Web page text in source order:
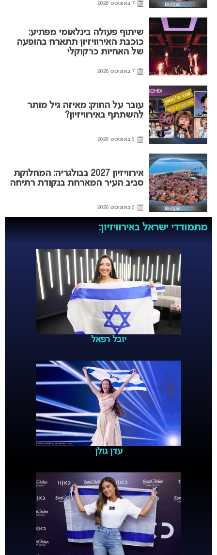
7 באוגוסט 2026
שיתוף פעולה בינלאומי מפתיע:
כוכבת האירוויזיון תתארח בהופעה
של האחיות כרקוקלי
7 באוגוסט 2026
עובר על החוק: מאיזה גיל מותר
להשתתף באירוויזיון?
6 באוגוסט 2026
אירוויזיון 2027 בבולגריה: המחלוקת
סביב העיר המארחת בנקודת רתיחה
6 באוגוסט 2026
מתמודדי ישראל באירוויזיון:
יובל רפאל
עדן גולן